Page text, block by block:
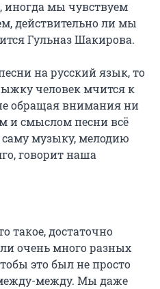
иногда мы чувствуем
действительно ли мы
Гульназ Шакирова.
на русский язык, то
человек мчится к
обращая внимания ни
и смыслом песни всё
саму музыку, мелодию
говорит наша
такое, достаточно
очень много разных
это был не просто
между. Мы даже